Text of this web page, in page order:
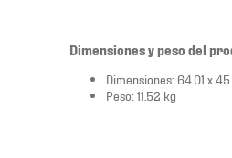
Dimensiones y peso del
Dimensiones: 64.01 x
Peso: 11.52 kg